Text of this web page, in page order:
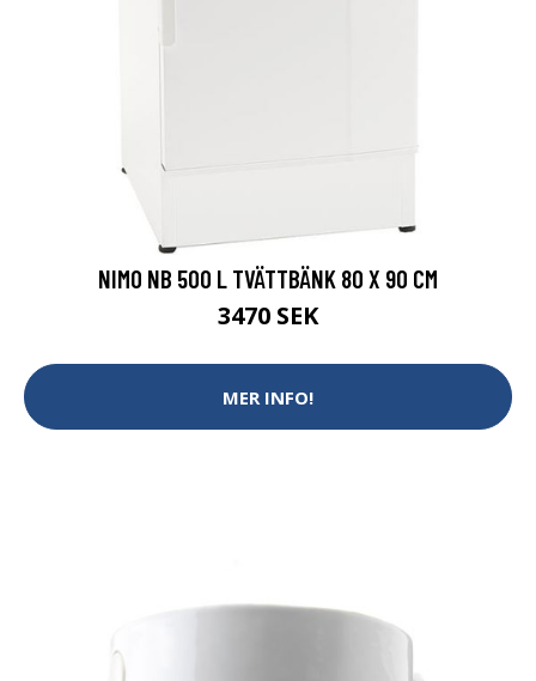
NIMO NB 500 L TVÄTTBÄNK 80 X 90 CM
3470 SEK
MER INFO!